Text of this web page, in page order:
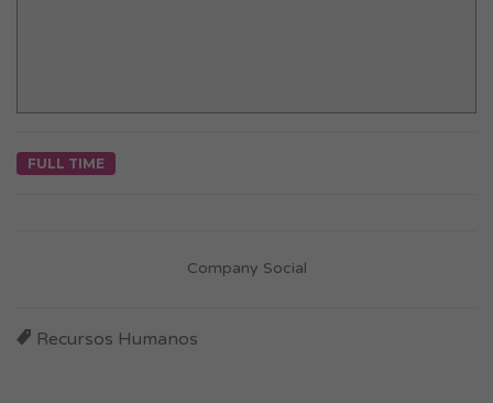
FULL TIME
Company Social
Recursos Humanos